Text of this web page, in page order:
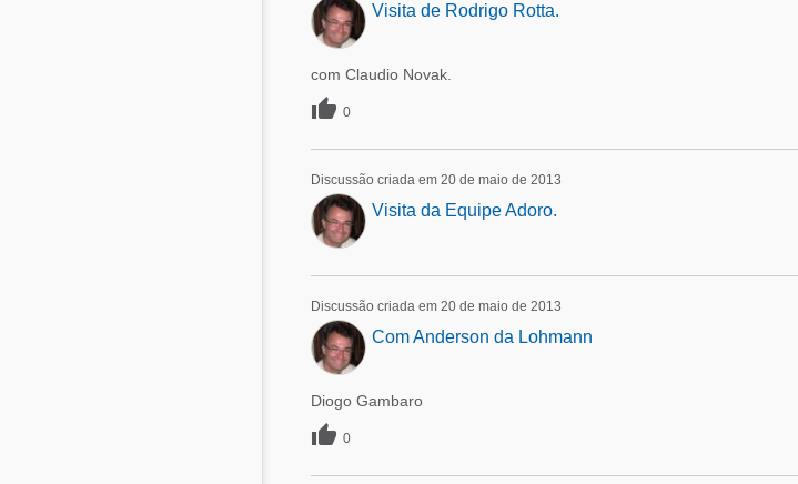
Visita de Rodrigo Rotta.
com Claudio Novak.
 0
Discussão criada em 20 de maio de 2013
Visita da Equipe Adoro.
Discussão criada em 20 de maio de 2013
Com Anderson da Lohmann
Diogo Gambaro
 0